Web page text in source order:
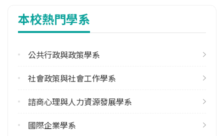
修輔系人數
113學年度上學期
18
雙主修人數
本校熱門學系
公共行政與政策學系
社會政策與社會工作學系
諮商心理與人力資源發展學系
國際企業學系